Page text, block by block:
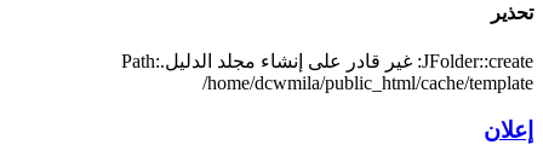
تحذير
JFolder::create: غير قادر على إنشاء مجلد الدليل.Path:
/home/dcwmila/public_html/cache/template
إعلان